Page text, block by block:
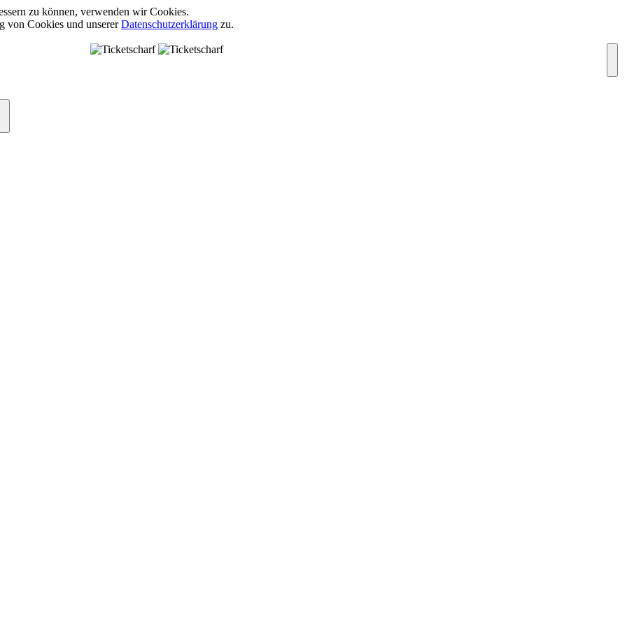
zu können, verwenden wir Cookies.
von Cookies und unsererDatenschutzerklärung zu.